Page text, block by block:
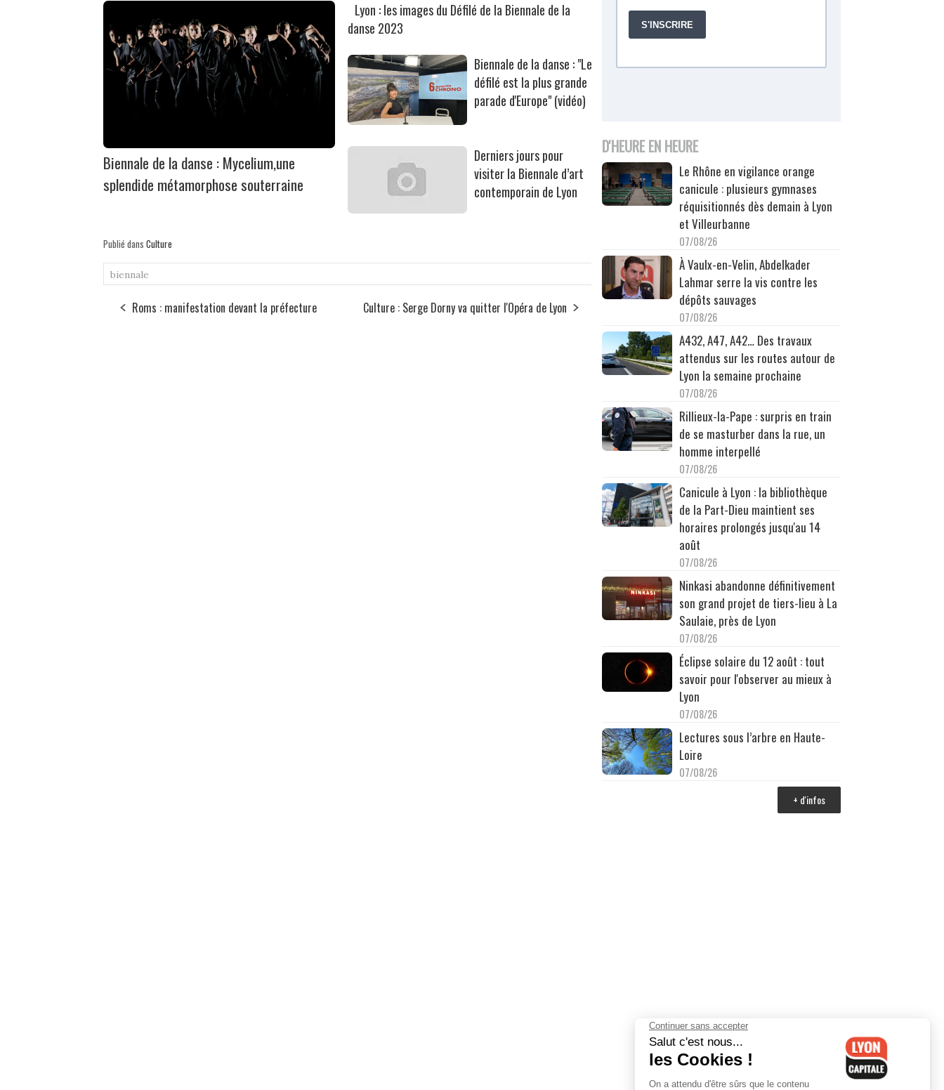
Biennale de la danse : Mycelium,une
splendide métamorphose souterraine
Lyon : les images du Défilé de la Biennale de la
danse 2023
Biennale de la danse : "Le
défilé est la plus grande
parade d'Europe" (vidéo)
Derniers jours pour
visiter la Biennale d’art
contemporain de Lyon
Publié dans Culture
biennale
Roms : manifestation devant la préfecture Culture : Serge Dorny va quitter l'Opéra de Lyon
D'HEURE EN HEURE
Le Rhône en vigilance orange
canicule : plusieurs gymnases
réquisitionnés dès demain à Lyon
et Villeurbanne
07/08/26
À Vaulx-en-Velin, Abdelkader
Lahmar serre la vis contre les
dépôts sauvages
07/08/26
A432, A47, A42… Des travaux
attendus sur les routes autour de
Lyon la semaine prochaine
07/08/26
Rillieux-la-Pape : surpris en train
de se masturber dans la rue, un
homme interpellé
07/08/26
Canicule à Lyon : la bibliothèque
de la Part-Dieu maintient ses
horaires prolongés jusqu'au 14
août
07/08/26
Ninkasi abandonne définitivement
son grand projet de tiers-lieu à La
Saulaie, près de Lyon
07/08/26
Éclipse solaire du 12 août : tout
savoir pour l'observer au mieux à
Lyon
07/08/26
Lectures sous l’arbre en Haute-
Loire
07/08/26
+ d'infos